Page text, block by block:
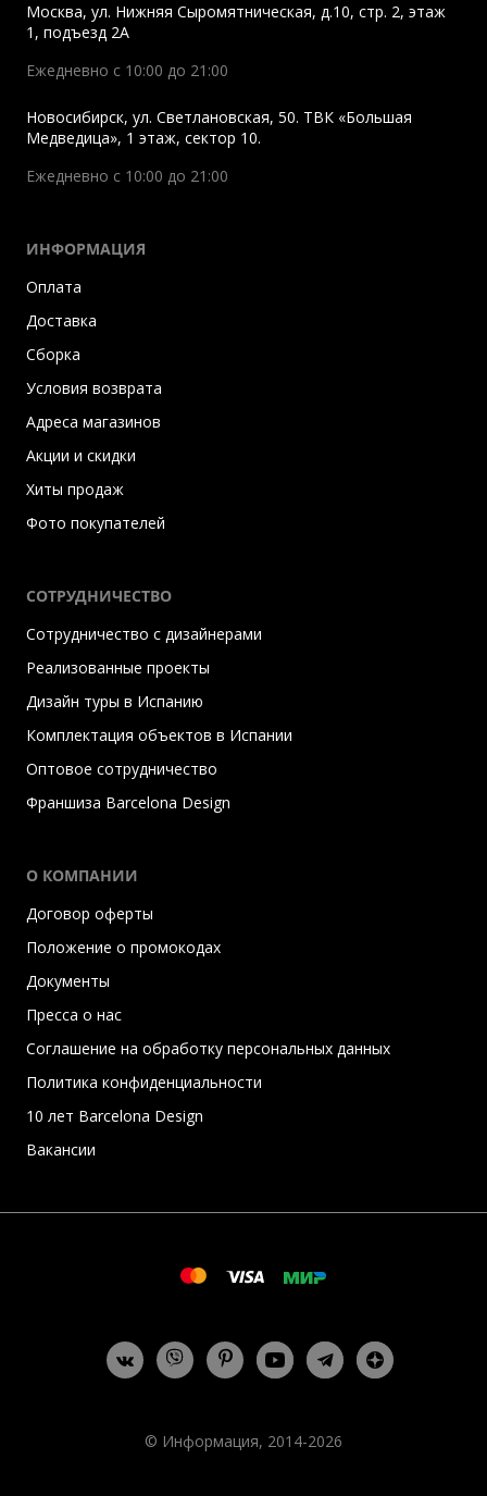
Москва, ул. Нижняя Сыромятническая, д.10, стр. 2, этаж
1, подъезд 2A
Ежедневно с 10:00 до 21:00
Новосибирск, ул. Светлановская, 50. ТВК «Большая
Медведица», 1 этаж, сектор 10.
Ежедневно с 10:00 до 21:00
ИНФОРМАЦИЯ
Оплата
Доставка
Сборка
Условия возврата
Адреса магазинов
Акции и скидки
Хиты продаж
Фото покупателей
СОТРУДНИЧЕСТВО
Сотрудничество с дизайнерами
Реализованные проекты
Дизайн туры в Испанию
Комплектация объектов в Испании
Оптовое сотрудничество
Франшиза Barcelona Design
О КОМПАНИИ
Договор оферты
Положение о промокодах
Документы
Пресса о нас
Соглашение на обработку персональных данных
Политика конфиденциальности
10 лет Barcelona Design
Вакансии
© Информация, 2014-2026